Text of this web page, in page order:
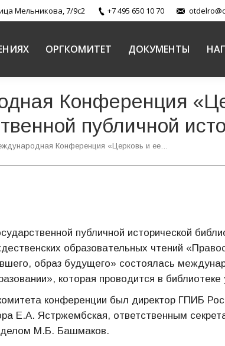
Мельникова, 7/9с2 +7 495 650 10 70
ОРГКОМИТЕТ ДОКУМЕНТЫ
Конференция
публичной
Конференция «Церковь и ее…
публичной исторической
образовательных чтений
образ будущего» состоялась
которая проводится в
конференции был директор ГПИБ
Е.А. Ястржембская, ответственным
М.Б. Башмаков.